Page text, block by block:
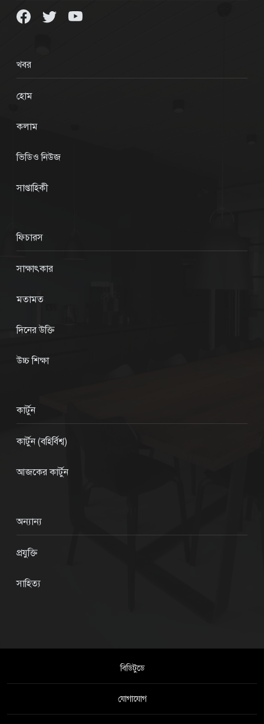
খবর
হোম
কলাম
ভিডিও নিউজ
সাপ্তাহিকী
ফিচারস
সাক্ষাৎকার
মতামত
দিনের উক্তি
উচ্চ শিক্ষা
কার্টুন
কার্টুন (বহির্বিশ্ব)
আজকের কার্টুন
অন্যান্য
প্রযুক্তি
সাহিত্য
বিডিটুডে
যোগাযোগ